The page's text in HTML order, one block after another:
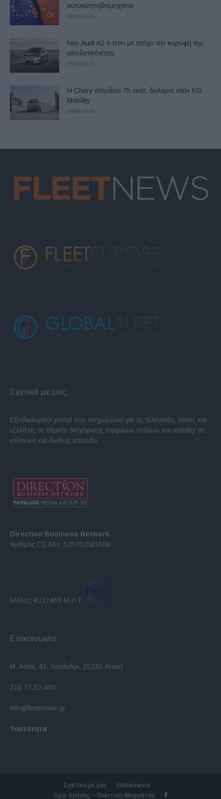
αυτοκινητοβιομηχανία
06/08/2026
Νέο Audi A2 e-tron με στόχο την κορυφή της
αποδοτικότητας
05/08/2026
Η Chery επενδύει 75 εκατ. δολάρια στην KG
Mobility
04/08/2026
Σχετικά με μας
Εξειδικευμένο portal που ενημερώνει για τις τελευταίες τάσεις και
εξελίξεις σε θέματα διαχείρισης εταιρικών στόλων και mobility σε
ελληνικό και διεθνές επίπεδο.
Direction Business Network
Αριθμός Γ.Ε.ΜΗ. 125702501000
Μέλος #232469 Μ.Η.Τ.
Επικοινωνία
Μ. Ασίας 43, Χαλάνδρι, 15233 Αττική
210 77.12.400
info@fleetnews.gr
Ταυτότητα
Σχετικά με μας
Επικοινωνία
Όροι Χρήσης – Πολιτική Απορρήτου